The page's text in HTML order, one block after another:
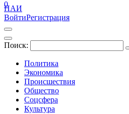
ПАИ
ВойтиРегистрация
Поиск:
Политика
Экономика
Происшествия
Общество
Соцсфера
Культура
0